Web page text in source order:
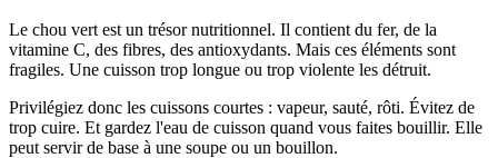
Le chou vert est un trésor nutritionnel. Il contient du fer, de la
vitamine C, des fibres, des antioxydants. Mais ces éléments sont
fragiles. Une cuisson trop longue ou trop violente les détruit.
Privilégiez donc les cuissons courtes : vapeur, sauté, rôti. Évitez de
trop cuire. Et gardez l'eau de cuisson quand vous faites bouillir. Elle
peut servir de base à une soupe ou un bouillon.